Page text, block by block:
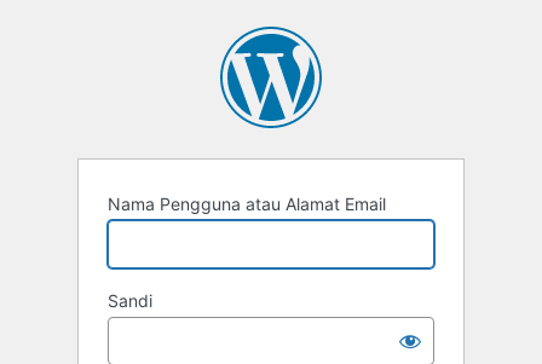
Nama Pengguna atau Alamat Email
Sandi